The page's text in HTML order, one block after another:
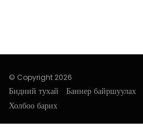
© Copyright 2026
Бидний тухай Баннер байршуулах
Холбоо барих